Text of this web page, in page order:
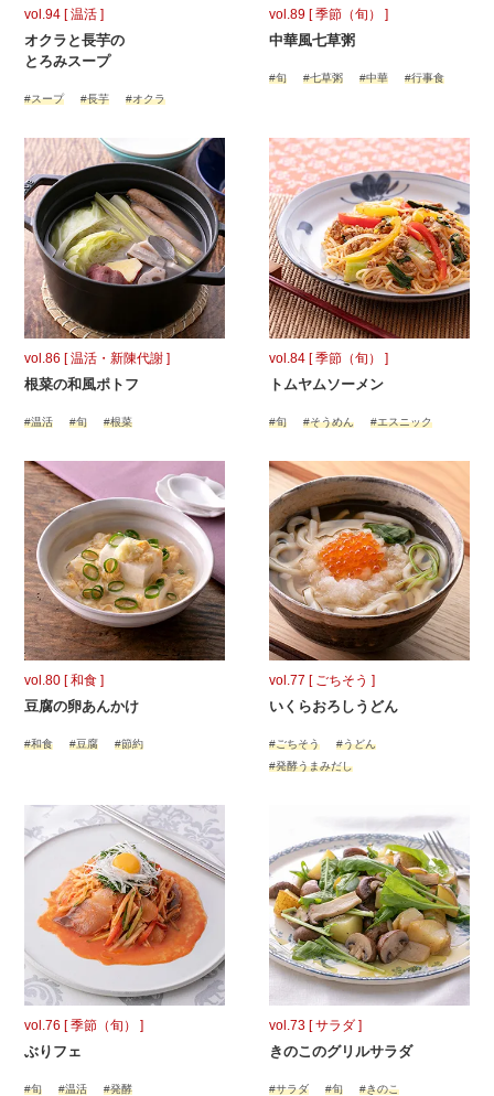
vol.94 [ 温活 ]
オクラと長芋の
とろみスープ
#スープ #長芋 #オクラ
vol.89 [ 季節（旬） ]
中華風七草粥
#旬 #七草粥 #中華 #行事食
vol.86 [ 温活・新陳代謝 ]
根菜の和風ポトフ
#温活 #旬 #根菜
vol.84 [ 季節（旬） ]
トムヤムソーメン
#旬 #そうめん #エスニック
vol.80 [ 和食 ]
豆腐の卵あんかけ
#和食 #豆腐 #節約
vol.77 [ ごちそう ]
いくらおろしうどん
#ごちそう
#うどん
#発酵うまみだし
vol.76 [ 季節（旬） ]
ぶりフェ
#旬 #温活 #発酵
vol.73 [ サラダ ]
きのこのグリルサラダ
#サラダ #旬 #きのこ